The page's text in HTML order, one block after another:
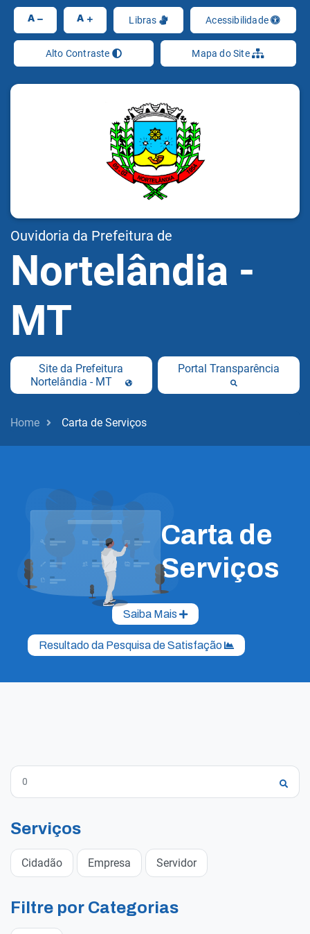
A A Libras Acessibilidade
Alto Contraste Mapa do Site
Ouvidoria da Prefeitura de
Nortelândia -
MT
Site da Prefeitura
Nortelândia - MT
Portal Transparência
Home Carta de Serviços
Carta de
Serviços
Saiba Mais
Resultado da Pesquisa de Satisfação
Serviços
Cidadão Empresa Servidor
Filtre por Categorias